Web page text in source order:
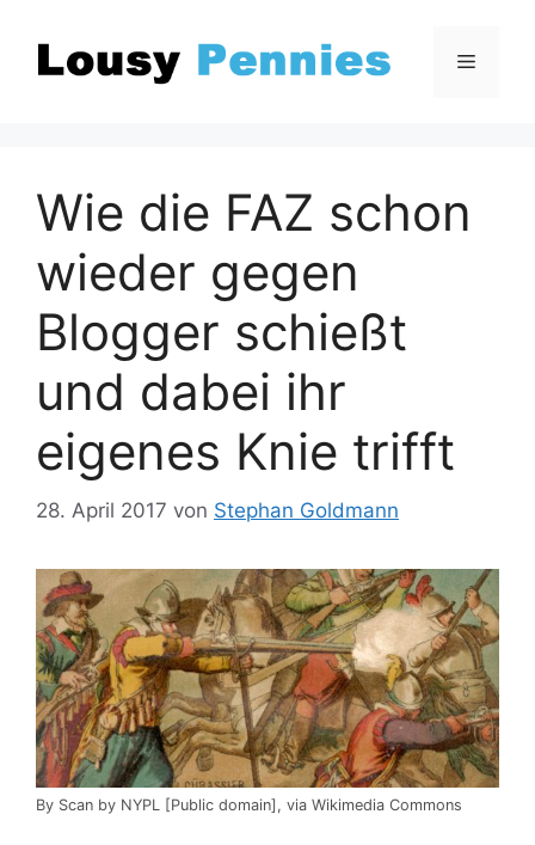
Inhalt
springen
Menü
Wie die FAZ schon
wieder gegen
Blogger schießt
und dabei ihr
eigenes Knie trifft
28. April 2017 von Stephan Goldmann
By Scan by NYPL [Public domain], via Wikimedia Commons